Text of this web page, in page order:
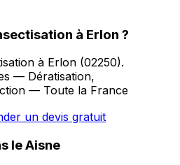
à Erlon ?
à Erlon (02250).
— Dératisation,
— Toute la France
un devis gratuit
leAisne